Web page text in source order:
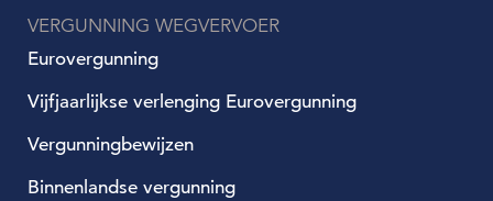
VERGUNNING WEGVERVOER
Eurovergunning
Vijfjaarlijkse verlenging Eurovergunning
Vergunningbewijzen
Binnenlandse vergunning